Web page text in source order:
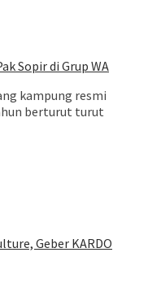
Sopir di Grup WA
kampung resmi
berturut turut
Geber KARDO